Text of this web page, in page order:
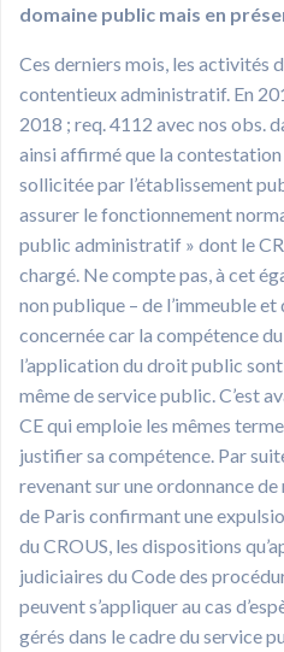
domaine public mais en
Ces derniers mois, les activités
contentieux administratif. En
2018 ; req. 4112 avec nos obs.
ainsi affirmé que la contestation
sollicitée par l’établissement
assurer le fonctionnement
public administratif » dont le
chargé. Ne compte pas, à cet
non publique – de l’immeuble
concernée car la compétence
l’application du droit public
même de service public. C’est
CE qui emploie les mêmes
justifier sa compétence. Par
revenant sur une ordonnance
de Paris confirmant une
du CROUS, les dispositions
judiciaires du Code des
peuvent s’appliquer au cas
gérés dans le cadre du service